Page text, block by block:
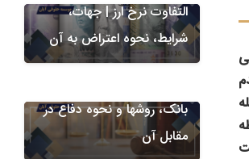
التفاوت نرخ ارز | جهات،
شرایط، نحوه اعتراض به آن
دعاوی بانکی و ارزی
بانک، روشها و نحوه دفاع در
مقابل آن